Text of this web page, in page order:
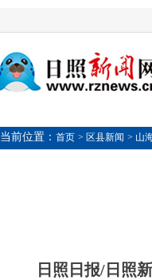
当前位置： 首页 > 区县新闻 > 山
日照日报/日照